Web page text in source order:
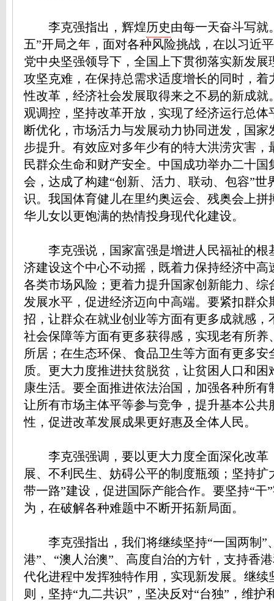
李克强指出，辉煌历史由每一天奋斗写就
五”开局之年，面对各种风险挑战，在以习近
党中央坚强领导下，全国上下贯彻落实新发展
攻坚克难，在保持总需求适度增长的同时，着
性改革，经济社会发展取得来之不易的新成就
观调控，坚持改革开放，实现了经济运行总体
断优化，市场活力与发展动力协同迸发，国家
步提升。有效应对多年少有的特大洪涝灾害，
民群众生命和财产安全。中国成功举办二十国
会，达成了构建“创新、活力、联动、包容”世
识。我国体育健儿在里约奥运会、残奥会上拼
华儿女以更饱满的热情投身现代化建设。
李克强说，国家富强是增进人民福祉的根
济建设这个中心不动摇，既着力保持经济中高
各类市场风险；更着力提升国家创新能力、综
发展水平，促进经济迈向中高端。要紧扣群众
招，让群众在就业创业等方面有更多成就感，
社会保障等方面有更多获得感，实现老有所养
所居；在生态环保、食品卫生等方面有更多安
质。更大力度推进扶贫脱贫，让贫困人口和困
康生活。要全面推进依法治国，加强各种所有
让所有市场主体平等参与竞争，提升基本公共
性，促进改革发展成果更好惠及全体人民。
李克强强调，要以更大力度全面深化改革
展、不利民生、妨碍公平的制度瓶颈；坚持扩
带一路”建设，促进国际产能合作。要坚持“干
为，在破解各种难题中不断开拓新局面。
李克强指出，我们将继续坚持“一国两制”
港”、“澳人治澳”、高度自治的方针，支持香
代化进程中发挥独特作用，实现新发展。继续
则，坚持“九二共识”，坚决反对“台独”，维护